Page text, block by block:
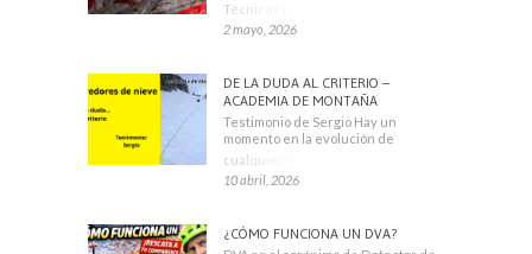
Técnicos Deportivos
2 mayo, 2026
DE LA DUDA AL CRITERIO –
ACADEMIA DE MONTAÑA
Testimonio de Sergio Hay un
momento en la evolución de
cualquier montañero
10 abril, 2026
¿CÓMO FUNCIONA UN DVA?